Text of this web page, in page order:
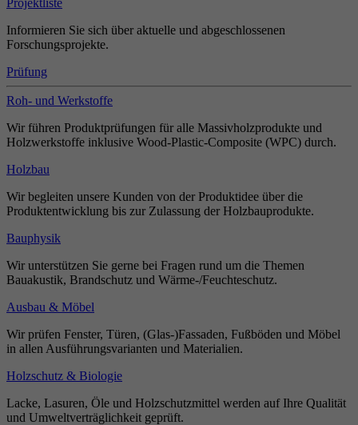
Projektliste
Informieren Sie sich über aktuelle und abgeschlossenen
Forschungsprojekte.
Prüfung
Roh- und Werkstoffe
Wir führen Produktprüfungen für alle Massivholzprodukte und
Holzwerkstoffe inklusive Wood-Plastic-Composite (WPC) durch.
Holzbau
Wir begleiten unsere Kunden von der Produktidee über die
Produktentwicklung bis zur Zulassung der Holzbauprodukte.
Bauphysik
Wir unterstützen Sie gerne bei Fragen rund um die Themen
Bauakustik, Brandschutz und Wärme-/Feuchteschutz.
Ausbau & Möbel
Wir prüfen Fenster, Türen, (Glas-)Fassaden, Fußböden und Möbel
in allen Ausführungsvarianten und Materialien.
Holzschutz & Biologie
Lacke, Lasuren, Öle und Holzschutzmittel werden auf Ihre Qualität
und Umweltverträglichkeit geprüft.